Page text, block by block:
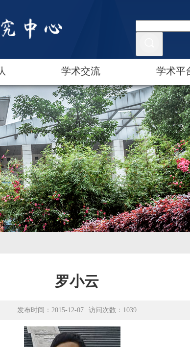
学术交流 学术平
罗小云
发布时间：2015-12-07 访问次数： 1039